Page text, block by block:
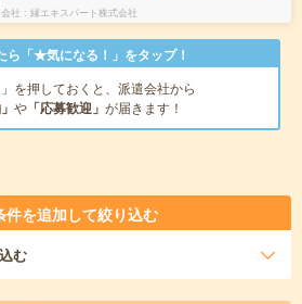
社 縁エキスパート株式会社
ら「★気になる！」をタップ！
」を押しておくと、派遣会社から
や 「応募歓迎」 が届きます！
件を追加して絞り込む
む